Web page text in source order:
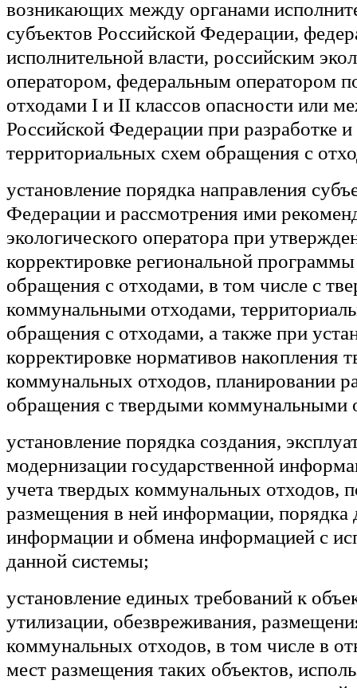
возникающих между органами
субъектов Российской Федерации,
исполнительной власти, российским
оператором, федеральным оператором
отходами I и II классов опасности или
Российской Федерации при разработке и
территориальных схем обращения с
установление порядка направления
Федерации и рассмотрения ими
экологического оператора при
корректировке региональной
обращения с отходами, в том числе с
коммунальными отходами,
обращения с отходами, а также при
корректировке нормативов накопления
коммунальных отходов, планировании
обращения с твердыми коммунальными
установление порядка создания,
модернизации государственной
учета твердых коммунальных отходов,
размещения в ней информации, порядка
информации и обмена информацией с
данной системы;
установление единых требований к
утилизации, обезвреживания,
коммунальных отходов, в том числе в
мест размещения таких объектов,